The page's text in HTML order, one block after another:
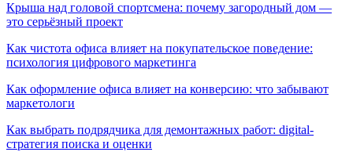
Крыша над головой спортсмена: почему загородный дом —
это серьёзный проект
Как чистота офиса влияет на покупательское поведение:
психология цифрового маркетинга
Как оформление офиса влияет на конверсию: что забывают
маркетологи
Как выбрать подрядчика для демонтажных работ: digital-
стратегия поиска и оценки